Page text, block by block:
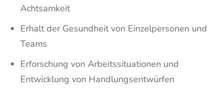
Achtsamkeit
Erhalt der Gesundheit von Einzelpersonen und
Teams
Erforschung von Arbeitssituationen und
Entwicklung von Handlungsentwürfen